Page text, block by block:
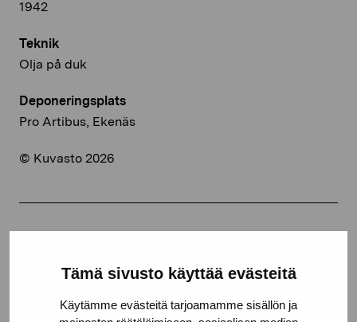
Tämä sivusto käyttää evästeitä
Käytämme evästeitä tarjoamamme sisällön ja
1942
Teknik
Olja på duk
Deponeringsplats
Pro Artibus, Ekenäs
© Kuvasto 2026
Facebook